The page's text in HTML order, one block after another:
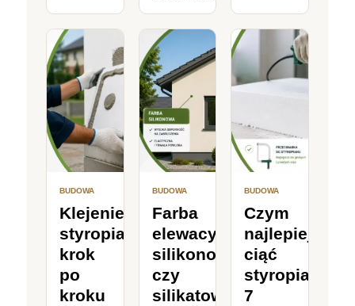
BUDOWA
Klejenie
styropianu
krok
po
kroku
BUDOWA
Farba
elewacyjna
silikonowa
czy
silikatowa?
BUDOWA
Czym
najlepiej
ciąć
styropian?
7